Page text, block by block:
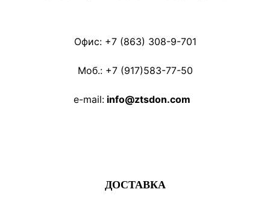
Офис: +7 (863) 308-9-701
Моб.: +7 (917)583-77-50
e-mail: info@ztsdon.com
ДОСТАВКА